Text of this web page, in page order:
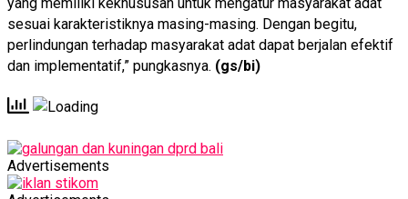
sesuai karakteristiknya masing-masing. Dengan begitu,
perlindungan terhadap masyarakat adat dapat berjalan efektif
dan implementatif,” pungkasnya. (gs/bi)
Advertisements